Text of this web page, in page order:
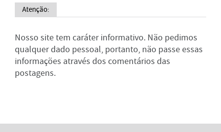
Atenção:
Nosso site tem caráter informativo. Não pedimos
qualquer dado pessoal, portanto, não passe essas
informações através dos comentários das
postagens.